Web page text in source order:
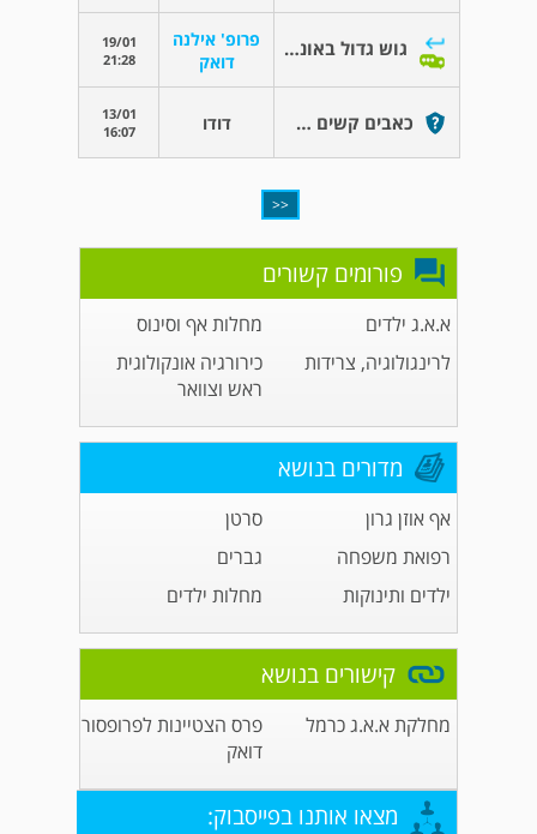
גוש גדול באונה שמאל
פרופ' אילנה
דואק
19/01
21:28
כאבים קשים באזור הצוואר דודו
13/01
16:07
<<
פורומים קשורים
א.א.ג ילדים
מחלות אף וסינוס
לרינגולוגיה, צרידות
כירורגיה אונקולוגית
ראש וצוואר
מדורים בנושא
אף אוזן גרון
סרטן
רפואת משפחה
גברים
ילדים ותינוקות
מחלות ילדים
קישורים בנושא
מחלקת א.א.ג כרמל
פרס הצטיינות לפרופסור
דואק
מצאו אותנו בפייסבוק: